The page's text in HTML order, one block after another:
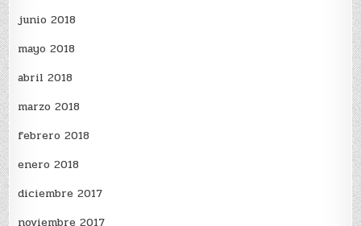
junio 2018
mayo 2018
abril 2018
marzo 2018
febrero 2018
enero 2018
diciembre 2017
noviembre 2017